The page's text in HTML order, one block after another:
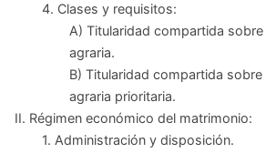
4. Clases y requisitos:
A) Titularidad compartida
agraria.
B) Titularidad compartida
agraria prioritaria.
II. Régimen económico del matrimonio:
1. Administración y disposición.